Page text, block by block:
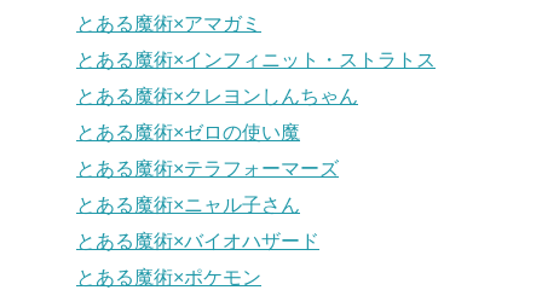
とある魔術×アマガミ
とある魔術×インフィニット・ストラトス
とある魔術×クレヨンしんちゃん
とある魔術×ゼロの使い魔
とある魔術×テラフォーマーズ
とある魔術×ニャル子さん
とある魔術×バイオハザード
とある魔術×ポケモン